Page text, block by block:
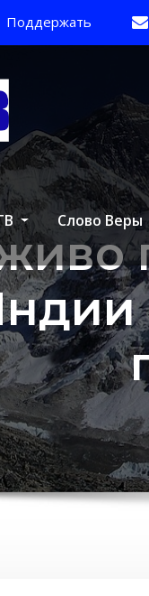
Поддержать
Слово Веры